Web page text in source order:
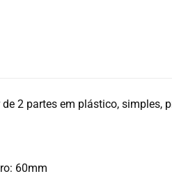
de 2 partes em plástico, simples,
60mm